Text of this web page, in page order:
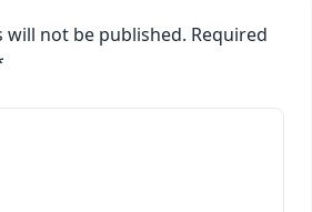
will not be published. Required